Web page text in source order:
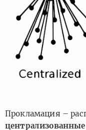
Прокламация –